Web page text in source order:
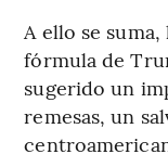
A ello se
fórmula de
sugerido un
remesas, un